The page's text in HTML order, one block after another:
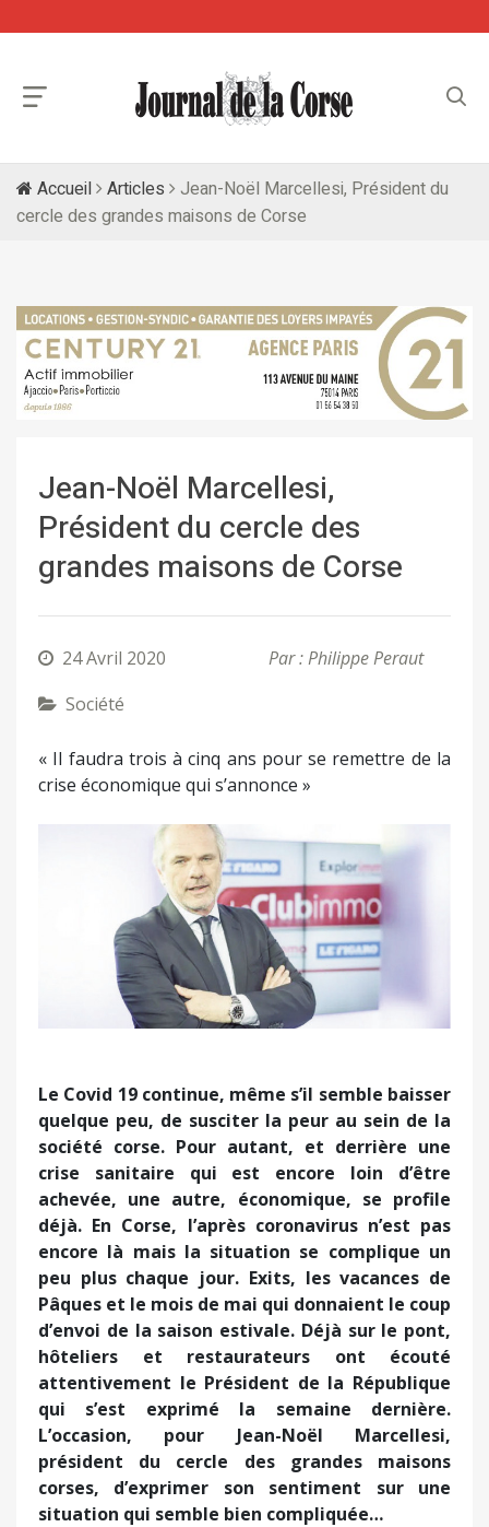
Accueil Articles
Jean-Noël Marcellesi, Président du
cercle des grandes maisons de Corse
Jean-Noël Marcellesi,
Président du cercle des
grandes maisons de Corse
24 Avril 2020
Par : Philippe Peraut
Société
« Il faudra trois à cinq ans pour se remettre de la
crise économique qui s’annonce »
Le Covid 19 continue, même s’il semble baisser
quelque peu, de susciter la peur au sein de la
société corse. Pour autant, et derrière une
crise sanitaire qui est encore loin d’être
achevée, une autre, économique, se profile
déjà. En Corse, l’après coronavirus n’est pas
encore là mais la situation se complique un
peu plus chaque jour. Exits, les vacances de
Pâques et le mois de mai qui donnaient le coup
d’envoi de la saison estivale. Déjà sur le pont,
hôteliers et restaurateurs ont écouté
attentivement le Président de la République
qui s’est exprimé la semaine dernière.
L’occasion, pour Jean-Noël Marcellesi,
président du cercle des grandes maisons
corses, d’exprimer son sentiment sur une
situation qui semble bien compliquée…